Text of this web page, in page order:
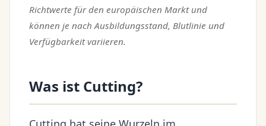
Richtwerte für den europäischen Markt und
können je nach Ausbildungsstand, Blutlinie und
Verfügbarkeit variieren.
Was ist Cutting?